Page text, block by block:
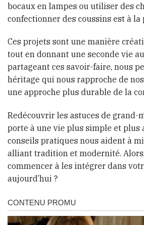
bocaux en lampes ou utiliser des
confectionner des coussins est à la
Ces projets sont une manière
tout en donnant une seconde vie
partageant ces savoir-faire, nous
héritage qui nous rapproche de
une approche plus durable de la
Redécouvrir les astuces de grand-
porte à une vie plus simple et plus
conseils pratiques nous aident à
alliant tradition et modernité.
commencer à les intégrer dans
aujourd’hui ?